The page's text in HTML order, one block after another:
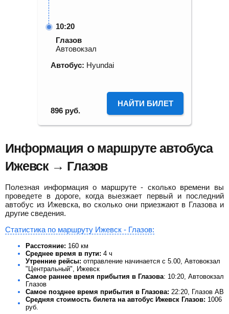
10:20
Глазов
Автовокзал
Автобус: Hyundai
896 руб.
НАЙТИ БИЛЕТ
Информация о маршруте автобуса
Ижевск → Глазов
Полезная информация о маршруте - сколько времени вы
проведете в дороге, когда выезжает первый и последний
автобус из Ижевска, во сколько они приезжают в Глазова и
другие сведения.
Статистика по маршруту Ижевск - Глазов:
Расстояние: 160 км
Среднее время в пути: 4 ч
Утренние рейсы: отправление начинается с 5.00, Автовокзал
"Центральный", Ижевск
Самое раннее время прибытия в Глазова: 10:20, Автовокзал
Глазов
Самое позднее время прибытия в Глазова: 22:20, Глазов АВ
Средняя стоимость билета на автобус Ижевск Глазов: 1006
руб.